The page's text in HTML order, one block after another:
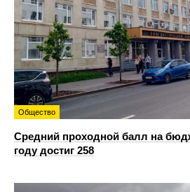
Общество
Средний проходной балл на
году достиг 258